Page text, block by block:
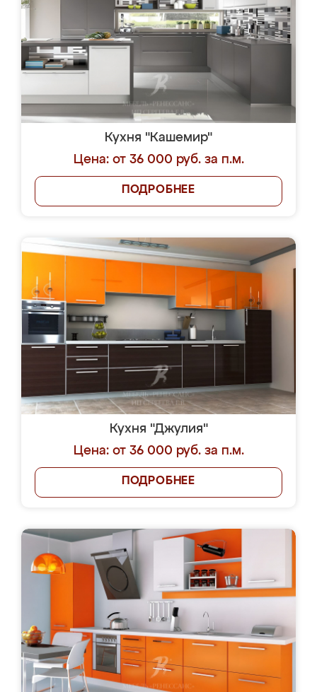
Кухня "Кашемир"
Цена: от 36 000 руб. за п.м.
ПОДРОБНЕЕ
Кухня "Джулия"
Цена: от 36 000 руб. за п.м.
ПОДРОБНЕЕ